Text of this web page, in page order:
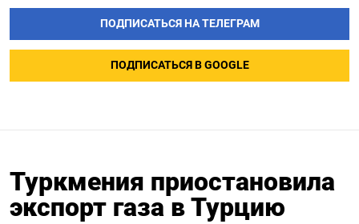
ПОДПИСАТЬСЯ НА ТЕЛЕГРАМ
ПОДПИСАТЬСЯ В GOOGLE
Туркмения приостановила
экспорт газа в Турцию